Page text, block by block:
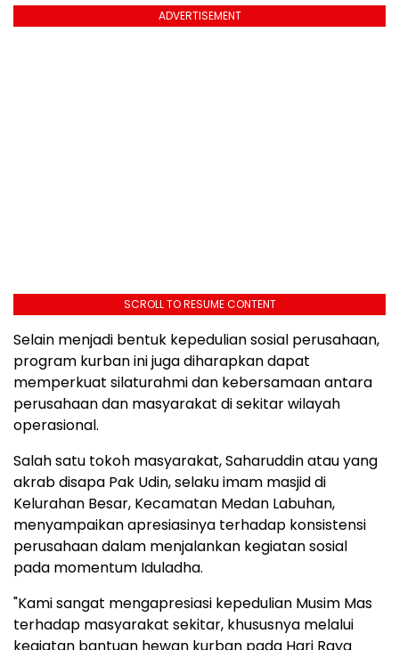
ADVERTISEMENT
SCROLL TO RESUME CONTENT
Selain menjadi bentuk kepedulian sosial perusahaan,
program kurban ini juga diharapkan dapat
memperkuat silaturahmi dan kebersamaan antara
perusahaan dan masyarakat di sekitar wilayah
operasional.
Salah satu tokoh masyarakat, Saharuddin atau yang
akrab disapa Pak Udin, selaku imam masjid di
Kelurahan Besar, Kecamatan Medan Labuhan,
menyampaikan apresiasinya terhadap konsistensi
perusahaan dalam menjalankan kegiatan sosial
pada momentum Iduladha.
"Kami sangat mengapresiasi kepedulian Musim Mas
terhadap masyarakat sekitar, khususnya melalui